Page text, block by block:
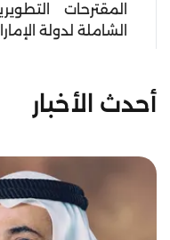
المقترحات
الشاملة لدولة
أحدث الأخبار